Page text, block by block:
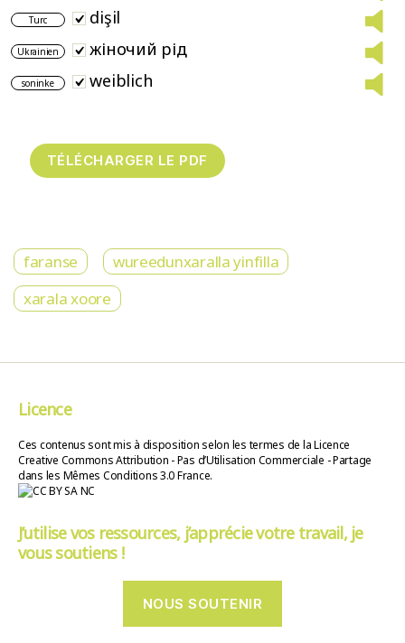
Turc dişil
Ukrainien жіночий рід
soninke weiblich
faranse
wureedunxaralla yinfilla
xarala xoore
Licence
Ces contenus sont mis à disposition selon les termes de la Licence
Creative Commons Attribution - Pas d’Utilisation Commerciale - Partage
dans les Mêmes Conditions 3.0 France.
J’utilise vos ressources, j’apprécie votre travail, je
vous soutiens !
NOUS SOUTENIR